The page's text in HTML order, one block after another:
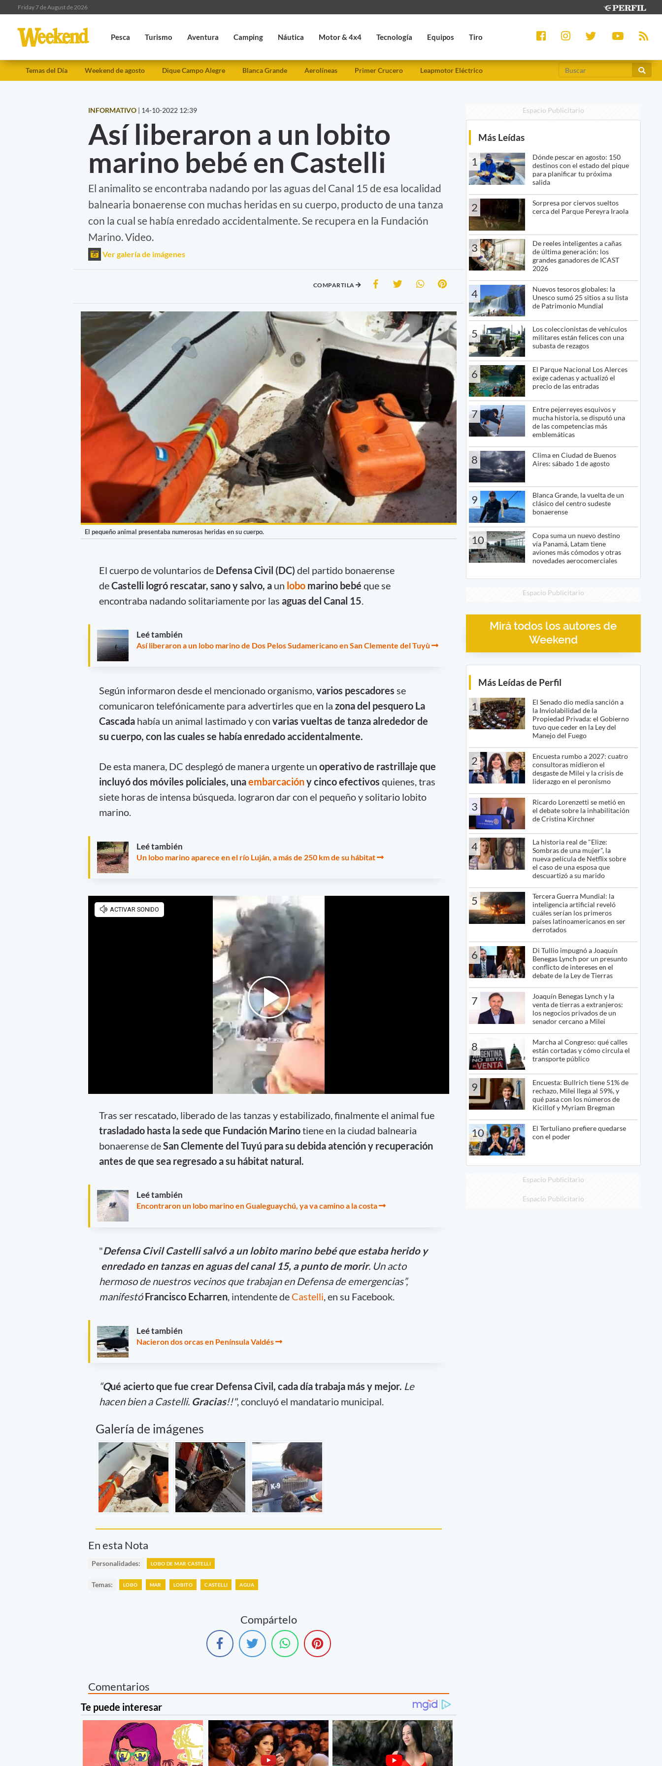
Friday 7 de August de 2026
Pesca Turismo Aventura Camping Náutica Motor & 4x4 Tecnología Equipos Tiro
Temas del Día Weekend de agosto Dique Campo Alegre Blanca Grande Aerolíneas Primer Crucero Leapmotor Eléctrico
INFORMATIVO | 14-10-2022 12:39
Así liberaron a un lobito
marino bebé en Castelli
El animalito se encontraba nadando por las aguas del Canal 15 de esa localidad
balnearia bonaerense con muchas heridas en su cuerpo, producto de una tanza
con la cual se había enredado accidentalmente. Se recupera en la Fundación
Marino. Video.
Ver galería de imágenes
COMPARTILA
El pequeño animal presentaba numerosas heridas en su cuerpo.
El cuerpo de voluntarios de Defensa Civil (DC) del partido bonaerense
deCastelli logró rescatar, sano y salvo, a un lobo marino bebé que se
encontraba nadando solitariamente por las aguas del Canal 15
Leé también
Así liberaron a un lobo marino de Dos Pelos Sudamericano en San Clemente del Tuyù
Según informaron desde el mencionado organismo, varios pescadores se
comunicaron telefónicamente para advertirles que en la zona del pesquero La
Cascadahabía un animal lastimado y con varias vueltas de tanza alrededor de
su cuerpo, con las cuales se había enredado accidentalmente.
De esta manera, DC desplegó de manera urgente un operativo de rastrillaje que
incluyó dos móviles policiales, unaembarcacióny cinco efectivos quienes, tras
siete horas de intensa búsqueda. lograron dar con el pequeño y solitario lobito
marino.
Leé también
Un lobo marino aparece en el río Luján, a más de 250 km de su hábitat
Tras ser rescatado, liberado de las tanzas y estabilizado, finalmente el animal fue
trasladado hasta la sede que Fundación Marinotiene en la ciudad balnearia
bonaerense deSan Clemente del Tuyú para su debida atención y recuperación
antes de que sea regresado a su hábitat natural.
Leé también
Encontraron un lobo marino en Gualeguaychú, ya va camino a la costa
"Defensa Civil Castelli salvó a un lobito marino bebé que estaba herido y
enredado en tanzas en aguas del canal 15, a punto de morir. Un acto
hermoso de nuestros vecinos que trabajan en Defensa de emergencias”,
manifestóFrancisco Echarren, intendente de Castelli, en su Facebook.
Leé también
Nacieron dos orcas en Península Valdés
“Qué acierto que fue crear Defensa Civil, cada día trabaja más y mejor. Le
hacen bien a Castelli. Gracias!!", concluyó el mandatario municipal.
Galería de imágenes
En esta Nota
Personalidades: LOBO DE MAR CASTELLI
Temas: LOBO MAR LOBITO CASTELLI AGUA
Compártelo
Comentarios
Espacio Publicitario
Más Leídas
1
Dónde pescar en agosto: 150
destinos con el estado del pique
para planificar tu próxima
salida
2
Sorpresa por ciervos sueltos
cerca del Parque Pereyra Iraola
3
De reeles inteligentes a cañas
de última generación: los
grandes ganadores de ICAST
2026
4
Nuevos tesoros globales: la
Unesco sumó 25 sitios a su lista
de Patrimonio Mundial
5
Los coleccionistas de vehículos
militares están felices con una
subasta de rezagos
6
El Parque Nacional Los Alerces
exige cadenas y actualizó el
precio de las entradas
7
Entre pejerreyes esquivos y
mucha historia, se disputó una
de las competencias más
emblemáticas
8
Clima en Ciudad de Buenos
Aires: sábado 1 de agosto
9
Blanca Grande, la vuelta de un
clásico del centro sudeste
bonaerense
10
Copa suma un nuevo destino
vía Panamá, Latam tiene
aviones más cómodos y otras
novedades aerocomerciales
Espacio Publicitario
Mirá todos los autores de
Weekend
Más Leídas de Perfil
1
El Senado dio media sanción a
la Inviolabilidad de la
Propiedad Privada: el Gobierno
tuvo que ceder en la Ley del
Manejo del Fuego
2
Encuesta rumbo a 2027: cuatro
consultoras midieron el
desgaste de Milei y la crisis de
liderazgo en el peronismo
3
Ricardo Lorenzetti se metió en
el debate sobre la inhabilitación
de Cristina Kirchner
4
La historia real de "Elize:
Sombras de una mujer", la
nueva película de Netflix sobre
el caso de una esposa que
descuartizó a su marido
5
Tercera Guerra Mundial: la
inteligencia artificial reveló
cuáles serían los primeros
países latinoamericanos en ser
derrotados
6
Di Tullio impugnó a Joaquín
Benegas Lynch por un presunto
conflicto de intereses en el
debate de la Ley de Tierras
7
Joaquín Benegas Lynch y la
venta de tierras a extranjeros:
los negocios privados de un
senador cercano a Milei
8
Marcha al Congreso: qué calles
están cortadas y cómo circula el
transporte público
9
Encuesta: Bullrich tiene 51% de
rechazo, Milei llega al 59%, y
qué pasa con los números de
Kicillof y Myriam Bregman
10
El Tertuliano prefiere quedarse
con el poder
Espacio Publicitario
Espacio Publicitario